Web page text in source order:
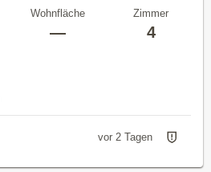
Wohnfläche
—
Zimmer
4
vor 2 Tagen